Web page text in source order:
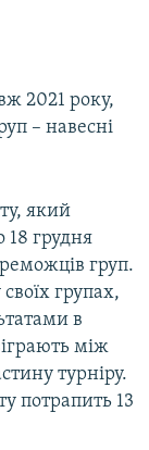
2021 року,
– навесні
який
18 грудня
груп.
групах,
в
між
турніру.
потрапить 13